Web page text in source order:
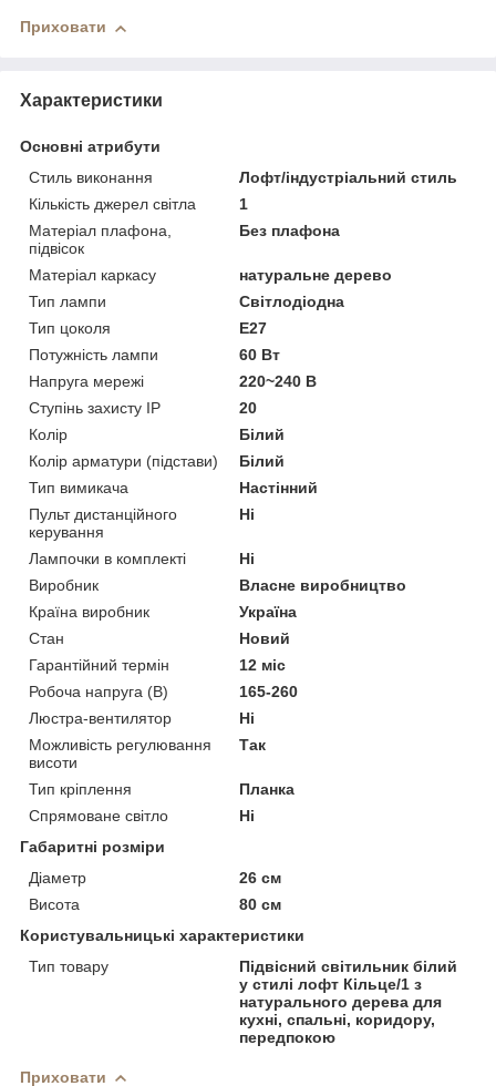
Приховати
Характеристики
Основні атрибути
Стиль виконання
Лофт/індустріальний стиль
Кількість джерел світла
1
Матеріал плафона,
підвісок
Без плафона
Матеріал каркасу
натуральне дерево
Тип лампи
Світлодіодна
Тип цоколя
E27
Потужність лампи
60 Вт
Напруга мережі
220~240 В
Ступінь захисту IP
20
Колір
Білий
Колір арматури (підстави)
Білий
Тип вимикача
Настінний
Пульт дистанційного
керування
Ні
Лампочки в комплекті
Ні
Виробник
Власне виробництво
Країна виробник
Україна
Стан
Новий
Гарантійний термін
12 міс
Робоча напруга (В)
165-260
Люстра-вентилятор
Ні
Можливість регулювання
висоти
Так
Тип кріплення
Планка
Спрямоване світло
Ні
Габаритні розміри
Діаметр
26 см
Висота
80 см
Користувальницькі характеристики
Тип товару
Підвісний світильник білий
у стилі лофт Кільце/1 з
натурального дерева для
кухні, спальні, коридору,
передпокою
Приховати